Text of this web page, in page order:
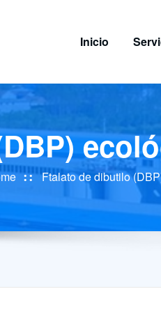
Inicio
Ftalato de dibutilo